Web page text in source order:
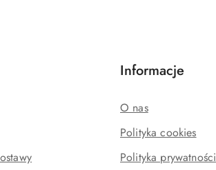
Informacje
O nas
Polityka cookies
Polityka prywatności